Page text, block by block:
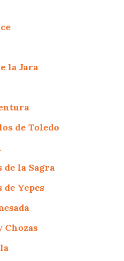
la Jara
de Toledo
de la Sagra
de Yepes
Chozas